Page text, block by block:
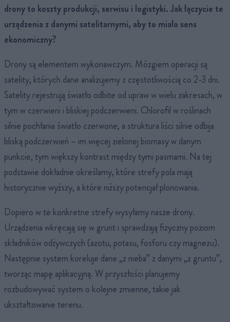
drony to koszty produkcji, serwisu i logistyki. Jak łączycie te
urządzenia z danymi satelitarnymi, aby to miało sens
ekonomiczny?
Drony są elementem wykonawczym. Mózgiem operacji są
satelity, których dane analizujemy z częstotliwością co 2-3 dni.
Satelity rejestrują światło odbite od upraw w wielu zakresach, w
tym w czerwieni i bliskiej podczerwieni. Chlorofil w roślinach
silnie pochłania światło czerwone, a struktura liści silnie odbija
bliską podczerwień – im więcej zielonej biomasy w danym
punkcie, tym większy kontrast między tymi pasmami. Na tej
podstawie dokładnie określamy, które strefy pola mają
historycznie wyższy, a które niższy potencjał plonowania.
Dopiero w te konkretne strefy wysyłamy nasze drony.
Urządzenia wkręcają się w grunt i sprawdzają fizyczny poziom
składników odżywczych (azotu, potasu, fosforu czy magnezu).
Następnie system koreluje dane „z nieba” z danymi „z gruntu”,
tworząc mapę aplikacyjną. W przyszłości planujemy
rozbudowywać system o kolejne zmienne, takie jak
ukształtowanie terenu.